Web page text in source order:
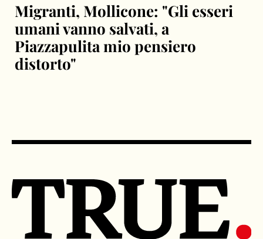
Migranti, Mollicone: "Gli esseri
umani vanno salvati, a
Piazzapulita mio pensiero
distorto"